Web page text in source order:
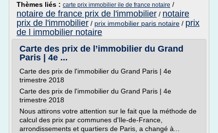
Thèmes liés : carte prix immobilier ile de france notaire /
notaire de france prix de l'immobilier / notaire
prix de l'immobilier / prix immobilier paris notaire / prix
de l immobilier notaire
Carte des prix de l’immobilier du Grand
Paris | 4e ...
Carte des prix de l'immobilier du Grand Paris | 4e
trimestre 2018
Carte des prix de l'immobilier du Grand Paris | 4e
trimestre 2018
Nous attirons votre attention sur le fait que la méthode de
calcul des prix par communes d'Ile-de-France,
arrondissements et quartiers de Paris, a changé à...